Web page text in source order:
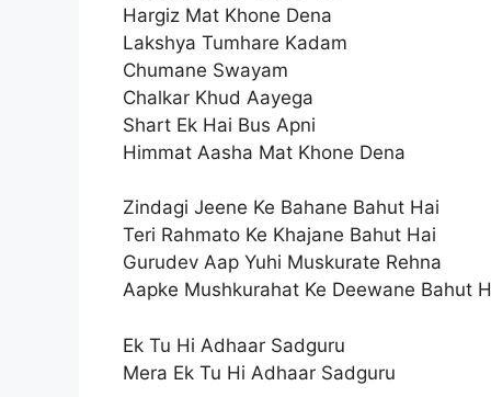
Hargiz Mat Khone Dena
Lakshya Tumhare Kadam
Chumane Swayam
Chalkar Khud Aayega
Shart Ek Hai Bus Apni
Himmat Aasha Mat Khone Dena
Zindagi Jeene Ke Bahane Bahut Hai
Teri Rahmato Ke Khajane Bahut Hai
Gurudev Aap Yuhi Muskurate Rehna
Aapke Mushkurahat Ke Deewane Bahut
Ek Tu Hi Adhaar Sadguru
Mera Ek Tu Hi Adhaar Sadguru